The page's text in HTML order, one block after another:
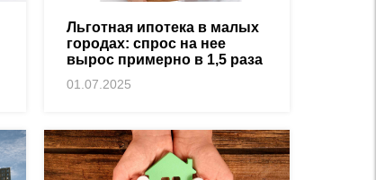
Льготная ипотека в малых
городах: спрос на нее
вырос примерно в 1,5 раза
01.07.2025